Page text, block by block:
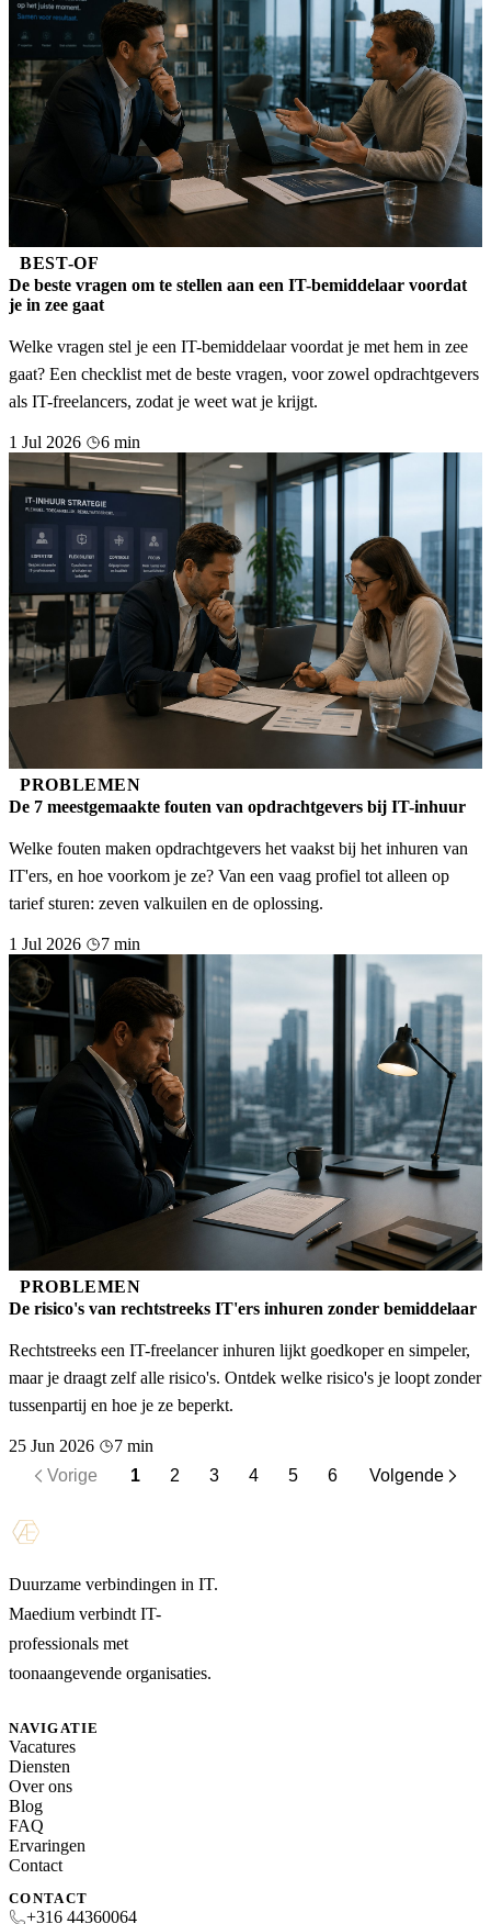
BEST-OF
De beste vragen om te stellen aan een IT-bemiddelaar voordat
je in zee gaat
Welke vragen stel je een IT-bemiddelaar voordat je met hem in zee
gaat? Een checklist met de beste vragen, voor zowel opdrachtgevers
als IT-freelancers, zodat je weet wat je krijgt.
1 Jul 2026 6 min
PROBLEMEN
De 7 meestgemaakte fouten van opdrachtgevers bij IT-inhuur
Welke fouten maken opdrachtgevers het vaakst bij het inhuren van
IT'ers, en hoe voorkom je ze? Van een vaag profiel tot alleen op
tarief sturen: zeven valkuilen en de oplossing.
1 Jul 2026 7 min
PROBLEMEN
De risico's van rechtstreeks IT'ers inhuren zonder bemiddelaar
Rechtstreeks een IT-freelancer inhuren lijkt goedkoper en simpeler,
maar je draagt zelf alle risico's. Ontdek welke risico's je loopt zonder
tussenpartij en hoe je ze beperkt.
25 Jun 2026
7 min
Vorige
1 2 3 4 5 6 Volgende
Duurzame verbindingen in IT.
Maedium verbindt IT-
professionals met
toonaangevende organisaties.
NAVIGATIE
Vacatures
Diensten
Over ons
Blog
FAQ
Ervaringen
Contact
CONTACT
+316 44360064